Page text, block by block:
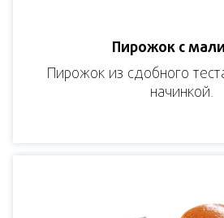
Пирожок с
Пирожок из сдобного
начинкой.